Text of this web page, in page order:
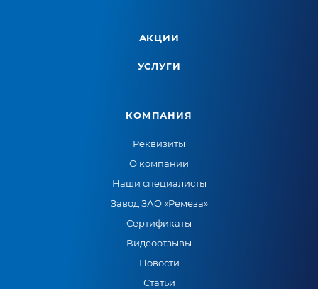
АКЦИИ
УСЛУГИ
КОМПАНИЯ
Реквизиты
О компании
Наши специалисты
Завод ЗАО «Ремеза»
Сертификаты
Видеоотзывы
Новости
Статьи